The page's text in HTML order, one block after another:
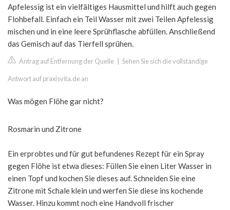
Apfelessig ist ein vielfältiges Hausmittel und hilft auch gegen
Flohbefall. Einfach ein Teil Wasser mit zwei Teilen Apfelessig
mischen und in eine leere Sprühflasche abfüllen. Anschließend
das Gemisch auf das Tierfell sprühen.
Antrag auf Entfernung der Quelle Sehen Sie sich die vollständige
Antwort auf praxisvita.de an
Was mögen Flöhe gar nicht?
Rosmarin und Zitrone
Ein erprobtes und für gut befundenes Rezept für ein Spray
gegen Flöhe ist etwa dieses: Füllen Sie einen Liter Wasser in
einen Topf und kochen Sie dieses auf. Schneiden Sie eine
Zitrone mit Schale klein und werfen Sie diese ins kochende
Wasser. Hinzu kommt noch eine Handvoll frischer